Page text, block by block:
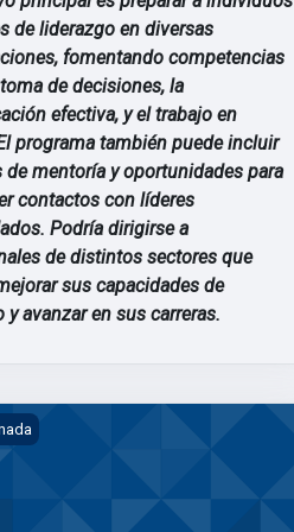
de liderazgo en diversas
fomentando competencias
de decisiones, la
efectiva, y el trabajo en
programa también puede incluir
de mentoría y oportunidades para
contactos con líderes
Podría dirigirse a
de distintos sectores que
sus capacidades de
y avanzar en sus carreras.
Whitehorse